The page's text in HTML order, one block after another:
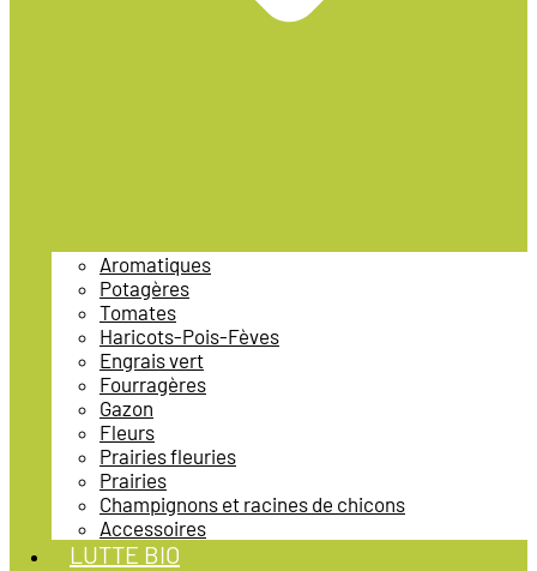
Aromatiques
Potagères
Tomates
Haricots-Pois-Fèves
Engrais vert
Fourragères
Gazon
Fleurs
Prairies fleuries
Prairies
Champignons et racines de chicons
Accessoires
LUTTE BIO